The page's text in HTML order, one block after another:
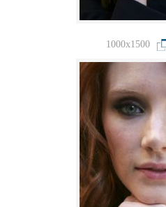
1000x1500